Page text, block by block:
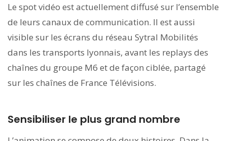
Le spot vidéo est actuellement diffusé sur l’ensemble
de leurs canaux de communication. Il est aussi
visible sur les écrans du réseau Sytral Mobilités
dans les transports lyonnais, avant les replays des
chaînes du groupe M6 et de façon ciblée, partagé
sur les chaînes de France Télévisions.
Sensibiliser le plus grand nombre